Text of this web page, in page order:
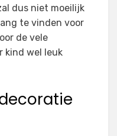
dus niet moeilijk
te vinden voor
de vele
kind wel leuk